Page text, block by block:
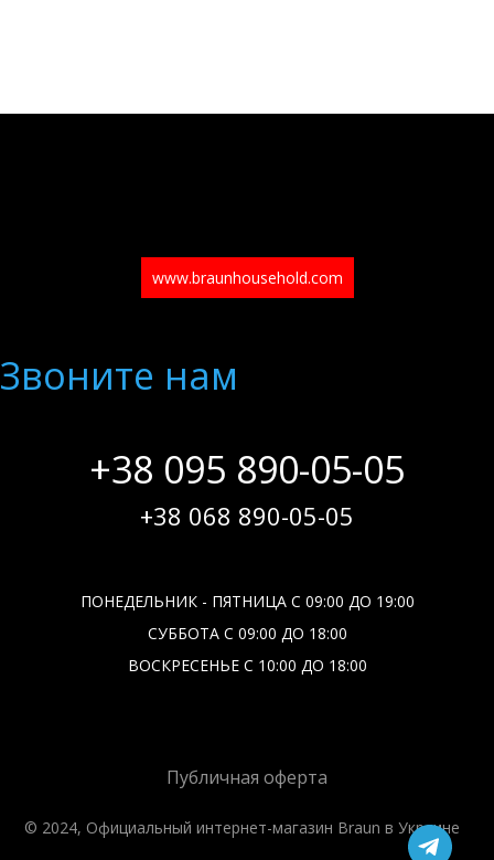
www.braunhousehold.com
Звоните нам
+38 095 890-05-05
+38 068 890-05-05
ПОНЕДЕЛЬНИК - ПЯТНИЦА С 09:00 ДО 19:00
СУББОТА С 09:00 ДО 18:00
ВОСКРЕСЕНЬЕ С 10:00 ДО 18:00
Публичная оферта
© 2024, Официальный интернет-магазин Braun в Украине